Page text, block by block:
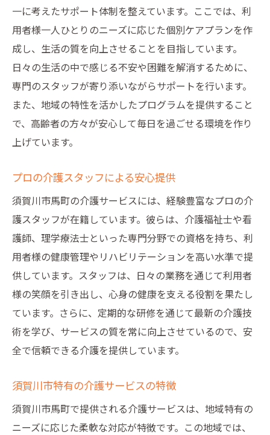
一に考えたサポート体制を整えています。ここでは、利
用者様一人ひとりのニーズに応じた個別ケアプランを作
成し、生活の質を向上させることを目指しています。
日々の生活の中で感じる不安や困難を解消するために、
専門のスタッフが寄り添いながらサポートを行います。
また、地域の特性を活かしたプログラムを提供すること
で、高齢者の方々が安心して毎日を過ごせる環境を作り
上げています。
プロの介護スタッフによる安心提供
須賀川市馬町の介護サービスには、経験豊富なプロの介
護スタッフが在籍しています。彼らは、介護福祉士や看
護師、理学療法士といった専門分野での資格を持ち、利
用者様の健康管理やリハビリテーションを高い水準で提
供しています。スタッフは、日々の業務を通じて利用者
様の笑顔を引き出し、心身の健康を支える役割を果たし
ています。さらに、定期的な研修を通じて最新の介護技
術を学び、サービスの質を常に向上させているので、安
全で信頼できる介護を提供しています。
須賀川市特有の介護サービスの特徴
須賀川市馬町で提供される介護サービスは、地域特有の
ニーズに応じた柔軟な対応が特徴です。この地域では、